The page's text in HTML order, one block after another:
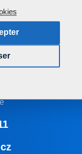
nous.
de la machine